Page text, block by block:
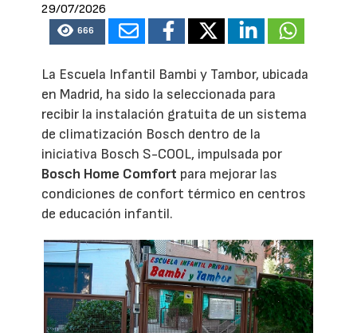
29/07/2026
666
La Escuela Infantil Bambi y Tambor, ubicada
en Madrid, ha sido la seleccionada para
recibir la instalación gratuita de un sistema
de climatización Bosch dentro de la
iniciativa Bosch S-COOL, impulsada por
Bosch Home Comfort para mejorar las
condiciones de confort térmico en centros
de educación infantil.